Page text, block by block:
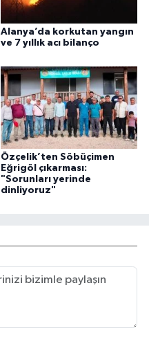
Alanya’da korkutan yangın
ve 7 yıllık acı bilanço
Özçelik’ten Söbüçimen
Eğrigöl çıkarması:
"Sorunları yerinde
dinliyoruz"